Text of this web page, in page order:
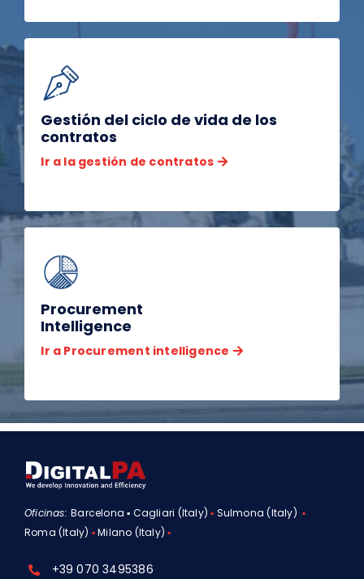
Gestión del ciclo de vida de los
contratos
Ir a la gestión de contratos
Procurement
Intelligence
Ir a Procurement intelligence
Oficinas:Barcelona ▪ Cagliari (Italy) ▪ Sulmona (Italy)▪
Roma (Italy) ▪Milano (Italy)▪
+39 070 3495386